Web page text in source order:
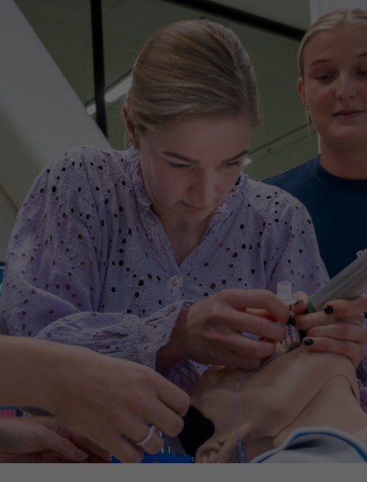
Contact met verpleegafdeling
Het Wilhelmina
Kinderziekenhuis